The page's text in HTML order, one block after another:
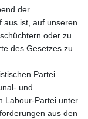
der
aus ist, auf unseren
oder zu
des Gesetzes zu
Partei
und
Labour-Partei unter
aus den